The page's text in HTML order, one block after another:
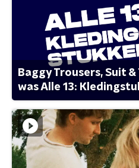
Baggy Trousers, Suit
was Alle 13: